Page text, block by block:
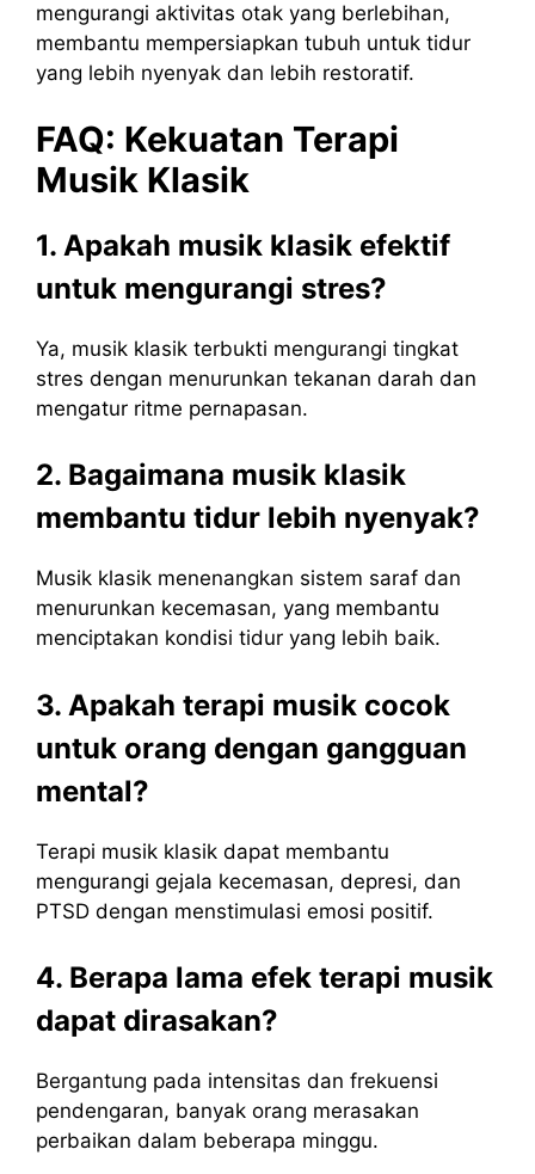
mengurangi aktivitas otak yang berlebihan,
membantu mempersiapkan tubuh untuk tidur
yang lebih nyenyak dan lebih restoratif.
FAQ: Kekuatan Terapi
Musik Klasik
1. Apakah musik klasik efektif
untuk mengurangi stres?
Ya, musik klasik terbukti mengurangi tingkat
stres dengan menurunkan tekanan darah dan
mengatur ritme pernapasan.
2. Bagaimana musik klasik
membantu tidur lebih nyenyak?
Musik klasik menenangkan sistem saraf dan
menurunkan kecemasan, yang membantu
menciptakan kondisi tidur yang lebih baik.
3. Apakah terapi musik cocok
untuk orang dengan gangguan
mental?
Terapi musik klasik dapat membantu
mengurangi gejala kecemasan, depresi, dan
PTSD dengan menstimulasi emosi positif.
4. Berapa lama efek terapi musik
dapat dirasakan?
Bergantung pada intensitas dan frekuensi
pendengaran, banyak orang merasakan
perbaikan dalam beberapa minggu.